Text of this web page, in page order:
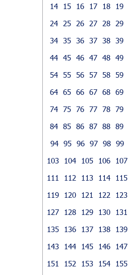
14
15 16 17 18 19
24
25 26 27 28 29
34 35 36 37 38 39
44 45 46 47 48 49
54 55 56 57 58 59
64 65 66 67 68 69
74 75 76 77 78 79
84 85 86 87 88 89
94 95 96 97 98 99
103
104 105 106 107
111
112 113 114 115
119
120 121 122 123
127
128 129 130 131
135
136 137 138 139
143
144 145 146 147
151
152 153 154 155